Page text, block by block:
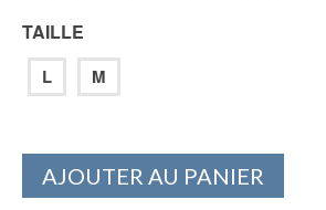
TAILLE
L M
AJOUTER AU PANIER